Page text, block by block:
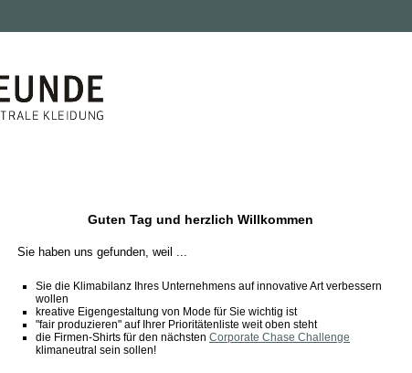
Guten Tag und herzlich Willkommen
Sie haben uns gefunden, weil ...
Sie die Klimabilanz Ihres Unternehmens auf innovative Art verbessern
wollen
kreative Eigengestaltung von Mode für Sie wichtig ist
"fair produzieren" auf Ihrer Prioritätenliste weit oben steht
die Firmen-Shirts für den nächsten Corporate Chase Challenge
klimaneutral sein sollen!